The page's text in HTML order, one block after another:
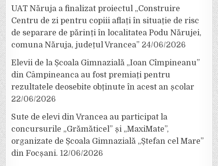
UAT Năruja a finalizat proiectul „Construire
Centru de zi pentru copiii aflați în situație de risc
de separare de părinți în localitatea Podu Nărujei,
comuna Năruja, județul Vrancea” 24/06/2026
Elevii de la Școala Gimnazială „Ioan Cîmpineanu”
din Câmpineanca au fost premiați pentru
rezultatele deosebite obținute în acest an școlar
22/06/2026
Sute de elevi din Vrancea au participat la
concursurile „Grămăticel” și „MaxiMate”,
organizate de Școala Gimnazială „Ștefan cel Mare”
din Focșani. 12/06/2026